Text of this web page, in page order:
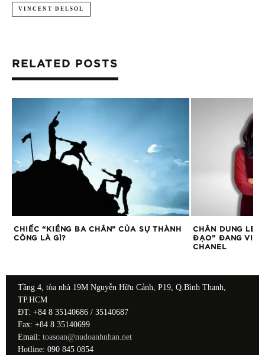
VINCENT DELSOL
RELATED POSTS
CHIẾC “KIỀNG BA CHÂN” CỦA SỰ THÀNH
CÔNG LÀ GÌ?
CHÂN DUNG
ĐẠO” ĐANG
CHANEL
Tầng 4, tòa nhà 19M Nguyễn Hữu Cảnh, P19, Q.Bình Thạnh,
TP.HCM
ĐT: +84 8 35140686 / 35140687
Fax: +84 8 35140699
Email: toasoan@nudoanhnhan.net
Hotline: 090 845 0854